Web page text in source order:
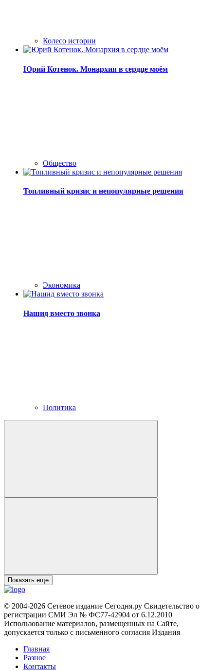
Колесо истории
Юрий Котенок. Монархия в сердце моём
Общество
Топливный кризис и непопулярные решения
Экономика
Нашид вместо звонка
Политика
Показать еще
© 2004-2026 Сетевое издание Сегодня.ру Свидетельство о
регистрации СМИ Эл № ФС77-42904 от 6.12.2010
Использование материалов, размещенных на Сайте,
допускается только с письменного согласия Издания
Главная
Разное
Контакты